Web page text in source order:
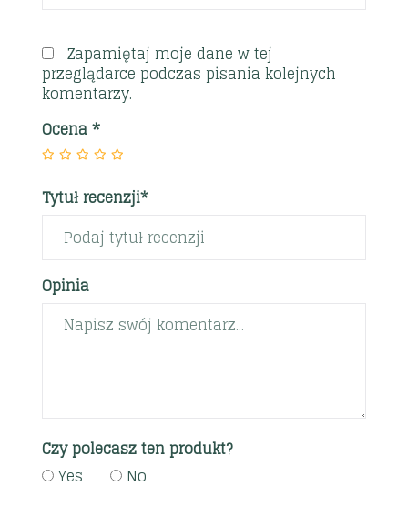
Zapamiętaj moje dane w tej
przeglądarce podczas pisania kolejnych
komentarzy.
Ocena*
Tytuł recenzji*
Opinia
Czy polecasz ten produkt?
Yes
No